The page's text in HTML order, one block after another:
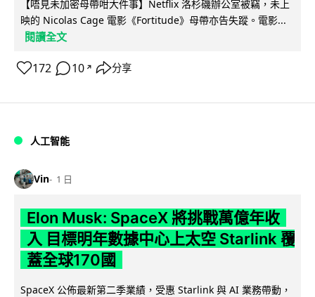
【唔見未加密母帶咁大件事】Netflix 洛杉磯辦公室被竊，未上
映的 Nicolas Cage 電影《Fortitude》母帶亦告失蹤。電影...
閱讀全文
172 10 ↗ 分享
人工智能
Vin 1 日
Elon Musk: SpaceX 將挑戰萬億年收
入 目標明年數據中心上太空 Starlink 覆
蓋全球170國
SpaceX 公佈最新第二季業績，受惠 Starlink 與 AI 業務帶動，